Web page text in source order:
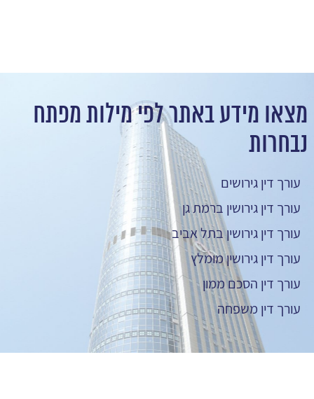
מצאו מידע באתר לפי מילות מפתח
נבחרות
עורך דין גירושים
עורך דין גירושין ברמת גן
עורך דין גירושין בתל אביב
עורך דין גירושין מומלץ
עורך דין הסכם ממון
עורך דין משפחה